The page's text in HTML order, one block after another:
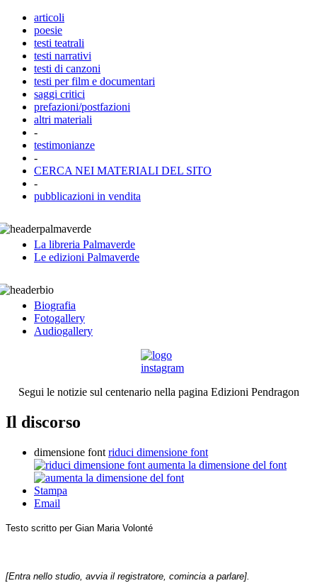
articoli
poesie
testi teatrali
testi narrativi
testi di canzoni
testi per film e documentari
saggi critici
prefazioni/postfazioni
altri materiali
-
testimonianze
-
CERCA NEI MATERIALI DEL SITO
-
pubblicazioni in vendita
La libreria Palmaverde
Le edizioni Palmaverde
Biografia
Fotogallery
Audiogallery
Segui le notizie sul centenario nella pagina Edizioni Pendragon
Il discorso
dimensione font riduci dimensione font
aumenta la dimensione del font
Stampa
Email
Testo scritto per Gian Maria Volonté
[Entra nello studio, avvia il registratore, comincia a parlare].